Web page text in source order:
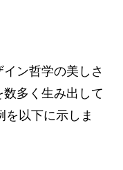
ン哲学の美しさ
多く生み出して
を以下に示しま